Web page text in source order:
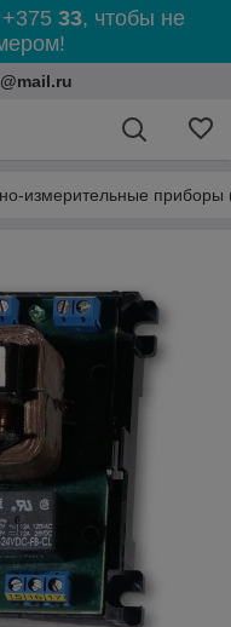
33, чтобы не
измерительные